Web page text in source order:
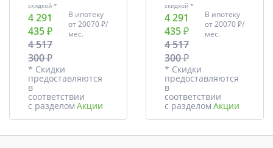
скидкой *
4 291
435 ₽
4 517
300 ₽
В ипотеку
от20070 ₽/
мес.
* Скидки
предоставляются
в
соответствии
с разделом Акции
скидкой *
4 291
435 ₽
4 517
300 ₽
В ипотеку
от20070 ₽/
мес.
* Скидки
предоставляются
в
соответствии
с разделом Акции